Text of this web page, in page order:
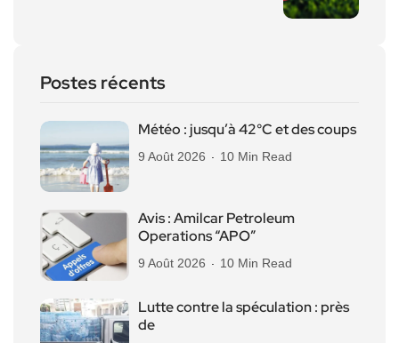
Postes récents
Météo : jusqu’à 42°C et des coups
9 Août 2026 10 Min Read
Avis : Amilcar Petroleum
Operations “APO”
9 Août 2026 10 Min Read
Lutte contre la spéculation : près
de